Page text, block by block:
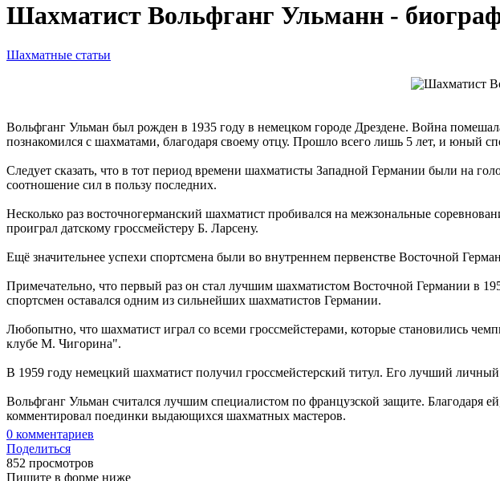
Шахматист Вольфганг Ульманн -
Шахматные статьи
Вольфганг Ульман был рожден в 1935 году в немецком городе Дрездене. Война
познакомился с шахматами, благодаря своему отцу. Прошло всего лишь 5 лет, и юный
Следует сказать, что в тот период времени шахматисты Западной Германии были на
соотношение сил в пользу последних.
Несколько раз восточногерманский шахматист пробивался на межзональные
проиграл датскому гроссмейстеру Б. Ларсену.
Ещё значительнее успехи спортсмена были во внутреннем первенстве Восточной
Примечательно, что первый раз он стал лучшим шахматистом Восточной Германии в
спортсмен оставался одним из сильнейших шахматистов Германии.
Любопытно, что шахматист играл со всеми гроссмейстерами, которые становились
клубе М. Чигорина".
В 1959 году немецкий шахматист получил гроссмейстерский титул. Его лучший
Вольфганг Ульман считался лучшим специалистом по французской защите.
комментировал поединки выдающихся шахматных мастеров.
0 комментариев
Поделиться
852 просмотров
Пишите в форме ниже